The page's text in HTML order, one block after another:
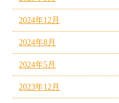
2024年12月
2024年8月
2024年5月
2023年12月